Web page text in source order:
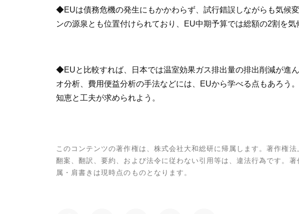
◆EUは債務危機の発生にもかかわらず、試行錯誤しながらも気候
ンの源泉とも位置付けられており、EU中期予算では総額の2割を気
◆EUと比較すれば、日本では温室効果ガス排出量の排出削減が進
オ分析、費用便益分析の手法などには、EUから学べる点もあろう
知恵と工夫が求められよう。
このコンテンツの著作権は、株式会社大和総研に帰属します。著作権
翻案、翻訳、要約、および法令に従わない引用等は、違法行為です。
属・肩書きは現時点のものとなります。